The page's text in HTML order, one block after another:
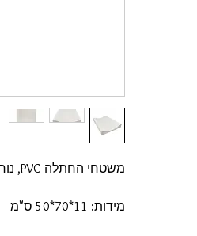
משטחי החתלה PVC, נוחים לניקוי
מידות: 11*70*50 ס"מ